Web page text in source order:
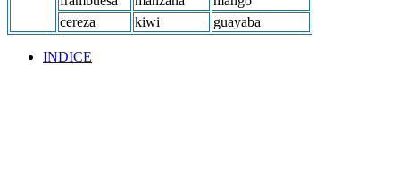
cereza
kiwi guayaba
INDICE